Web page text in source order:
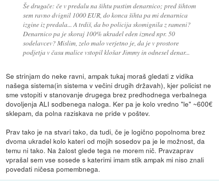
Še drugače: če v predalu na šihtu pustim denarnico; pred šihtom
sem ravno dvignil 1000 EUR, do konca šihta pa mi denarnica
izgine iz predala... A trdiš, da bo policija skomignila z rameni?
Denarnico pa je skoraj 100% ukradel eden izmed npr. 50
sodelavcev? Mislim, zelo malo verjetno je, da je v prostore
podjetja v času malice vstopil klošar Jimmy in odnesel denar...
Se strinjam do neke ravni, ampak tukaj moraš gledati z vidika
našega sistema(in sistema v večini drugih državah), kjer policist ne
sme vstopiti v stanovanje drugega brez predhodnega verbalnega
dovoljenja ALI sodbenega naloga. Ker pa je kolo vredno "le" ~600€
sklepam, da polna raziskava ne pride v poštev.
Prav tako je na stvari tako, da tudi, če je logično popolnoma brez
dvoma ukradel kolo kateri od mojih sosedov pa je le možnost, da
temu ni tako. Na žalost glede tega ne morem nič. Pravzaprav
vprašal sem vse sosede s katerimi imam stik ampak mi niso znali
povedati ničesa pomembnega.